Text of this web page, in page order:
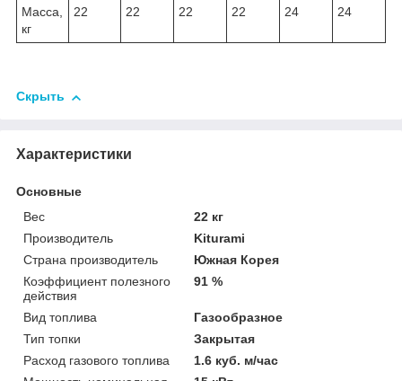
Масса,
кг
22 22 22 22 24 24
Скрыть
Характеристики
Основные
Вес
22 кг
Производитель
Kiturami
Страна производитель
Южная Корея
Коэффициент полезного
действия
91 %
Вид топлива
Газообразное
Тип топки
Закрытая
Расход газового топлива
1.6 куб. м/час